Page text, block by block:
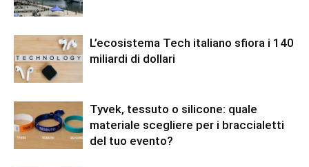
L’ecosistema Tech italiano sfiora i 140
miliardi di dollari
Tyvek, tessuto o silicone: quale
materiale scegliere per i braccialetti
del tuo evento?